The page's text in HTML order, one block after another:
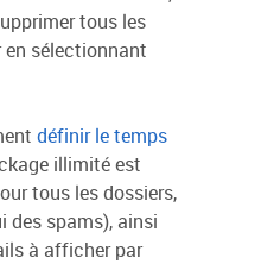
tous les
en sélectionnant
définir le temps
illimité est
tous les dossiers,
des spams), ainsi
à afficher par